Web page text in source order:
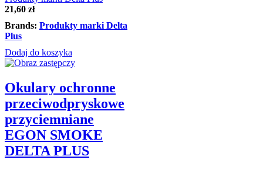
21,60 zł
Brands: Produkty marki Delta
Plus
Dodaj do koszyka
Okulary ochronne
przeciwodpryskowe
przyciemniane
EGON SMOKE
DELTA PLUS